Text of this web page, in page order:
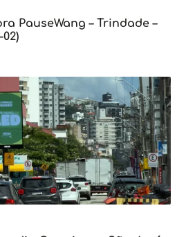
PauseWang – Trindade –